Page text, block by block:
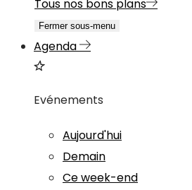
Tous nos bons plans
Fermer sous-menu
Agenda
Evénements
Aujourd'hui
Demain
Ce week-end